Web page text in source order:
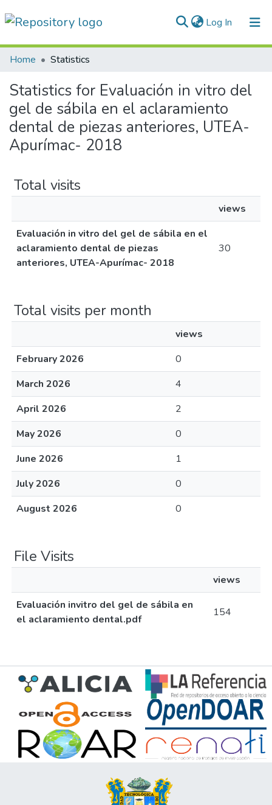
Log In (current)
Communities & Collections
All of DSpace
Normativas
Home Statistics
Statistics for Evaluación in vitro del
gel de sábila en el aclaramiento
dental de piezas anteriores, UTEA-
Apurímac- 2018
Total visits
views
Evaluación in vitro del gel de sábila en el
aclaramiento dental de piezas
anteriores, UTEA-Apurímac- 2018
30
Total visits per month
views
February 2026
0
March 2026
4
April 2026
2
May 2026
0
June 2026
1
July 2026
0
August 2026
0
File Visits
views
Evaluación invitro del gel de sábila en
el aclaramiento dental.pdf
154